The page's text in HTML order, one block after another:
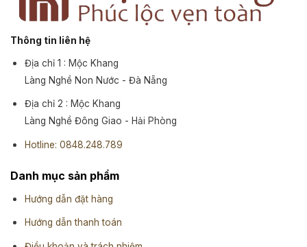
Thông tin liên hệ
Địa chỉ 1 : Mộc Khang
Làng Nghề Non Nước - Đà Nẵng
Địa chỉ 2 : Mộc Khang
Làng Nghề Đông Giao - Hải Phòng
Hotline: 0848.248.789
Danh mục sản phẩm
Hướng dẫn đặt hàng
Hướng dẫn thanh toán